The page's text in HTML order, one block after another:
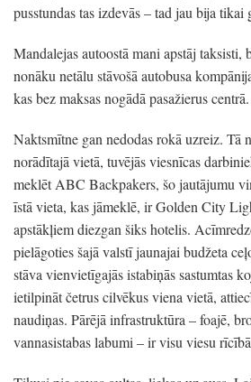
pusstundas tas izdevās – tad jau bija tikai
Mandalejas autoostā mani apstāj taksisti,
nonāku netālu stāvošā autobusa
kas bez maksas nogādā pasažierus centrā.
Naktsmītne gan nedodas rokā uzreiz. Tā
norādītajā vietā, tuvējās viesnīcas
meklēt ABC Backpakers, šo jautājumu
īstā vieta, kas jāmeklē, ir Golden City
apstākļiem diezgan šiks hotelis.
pielāgoties šajā valstī jaunajai budžeta
stāva vienvietīgajās istabiņās sastumtas
ietilpināt četrus cilvēkus viena vietā,
naudiņas. Pārējā infrastruktūra – foajē,
vannasistabas labumi – ir visu viesu